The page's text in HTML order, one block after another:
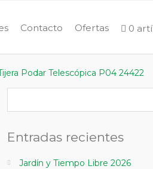
Contacto Ofertas 0
Podar Telescópica P04 24422
Entradas recientes
Jardín y Tiempo Libre 2026